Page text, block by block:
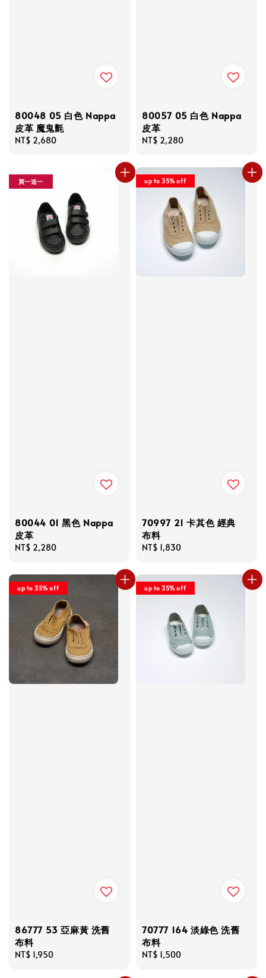
80048 05 白色 Nappa
皮革 魔鬼氈
Regular
NT$ 2,680
80057 05 白色 Nappa
皮革
Regular
NT$ 2,280
買一送一
80044 01 黑色 Nappa
皮革
Regular
NT$ 2,280
up to 35% off
70997 21 卡其色 經典
布料
Regular
NT$ 1,830
up to 35% off
86777 53 亞麻黃 洗舊
布料
Regular
NT$ 1,950
up to 35% off
70777 164 淡綠色 洗舊
布料
Regular
NT$ 1,500